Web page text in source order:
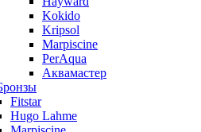
Kokido
Kripsol
Marpiscine
PerAqua
Аквамастер
Fitstar
Hugo Lahme